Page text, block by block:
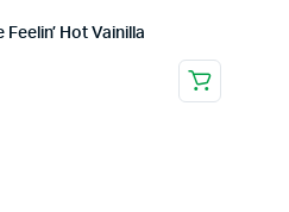
Feelin’ Hot Vainilla